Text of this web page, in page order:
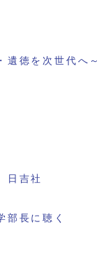
徳を次世代へ～
日吉社
長に聴く